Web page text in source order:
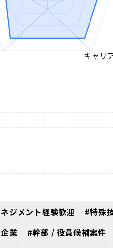
キャリ
ジメント経験歓迎 #特殊
業 #幹部 / 役員候補案件